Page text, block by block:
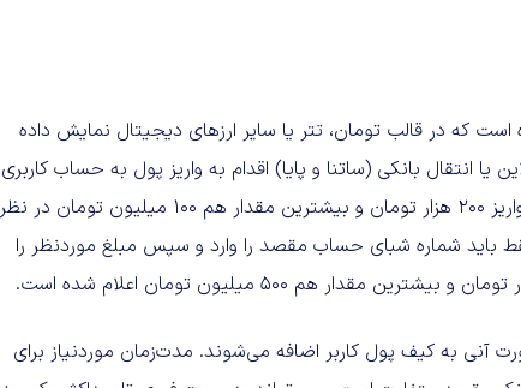
که در قالب تومان، تتر یا سایر ارزهای دیجیتال نمایش داده
یا انتقال بانکی (ساتنا و پایا) اقدام به واریز پول به حساب کاربری
خود کنند. هنگام نگارش این مطلب، کمترین مقدار قابل‌واریز ۲۰۰ هزار تومان و بیشترین مقدار هم ۱۰۰ میلیون تومان در نظر
باید شماره شبای حساب مقصد را وارد و سپس مبلغ موردنظر را
آنی به کیف پول کاربر اضافه می‌شوند. مدت‌زمان موردنیاز برای